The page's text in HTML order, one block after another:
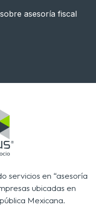
asesoría fiscal
servicios en “asesoría
ubicadas en
Mexicana.